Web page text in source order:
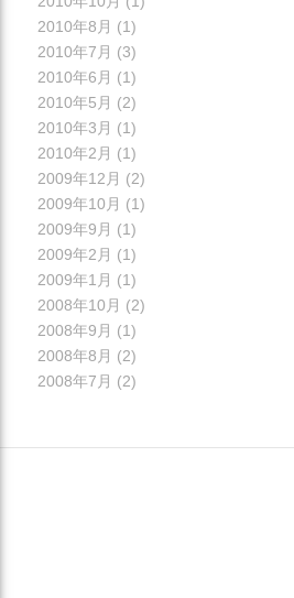
2010年8月 (1)
2010年7月 (3)
2010年6月 (1)
2010年5月 (2)
2010年3月 (1)
2010年2月 (1)
2009年12月 (2)
2009年10月 (1)
2009年9月 (1)
2009年2月 (1)
2009年1月 (1)
2008年10月 (2)
2008年9月 (1)
2008年8月 (2)
2008年7月 (2)